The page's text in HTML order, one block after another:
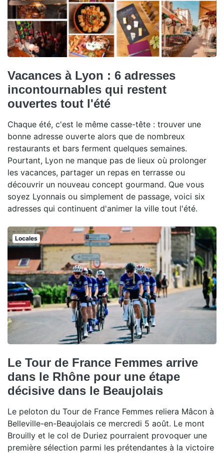
Vacances à Lyon : 6 adresses
incontournables qui restent
ouvertes tout l'été
Chaque été, c'est le même casse-tête : trouver une
bonne adresse ouverte alors que de nombreux
restaurants et bars ferment quelques semaines.
Pourtant, Lyon ne manque pas de lieux où prolonger
les vacances, partager un repas en terrasse ou
découvrir un nouveau concept gourmand. Que vous
soyez Lyonnais ou simplement de passage, voici six
adresses qui continuent d'animer la ville tout l'été.
Locales
Le Tour de France Femmes arrive
dans le Rhône pour une étape
décisive dans le Beaujolais
Le peloton du Tour de France Femmes reliera Mâcon à
Belleville-en-Beaujolais ce mercredi 5 août. Le mont
Brouilly et le col de Duriez pourraient provoquer une
première sélection parmi les prétendantes à la victoire